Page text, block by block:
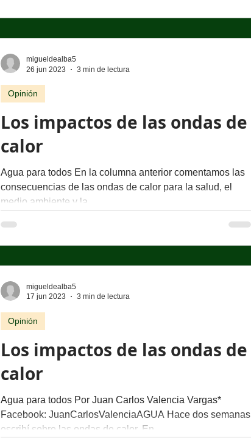
Los impactos de las ondas de
calor
Agua para todos En la columna anterior comentamos las
consecuencias de las ondas de calor para la salud, el
medio ambiente y la...
Opinión
migueldealba5
26 jun 2023
3 min de lectura
Los impactos de las ondas de
calor
Agua para todos Por Juan Carlos Valencia Vargas*
Facebook: JuanCarlosValenciaAGUA Hace dos semanas
escribí sobre las ondas de calor. En...
Opinión
migueldealba5
17 jun 2023
3 min de lectura